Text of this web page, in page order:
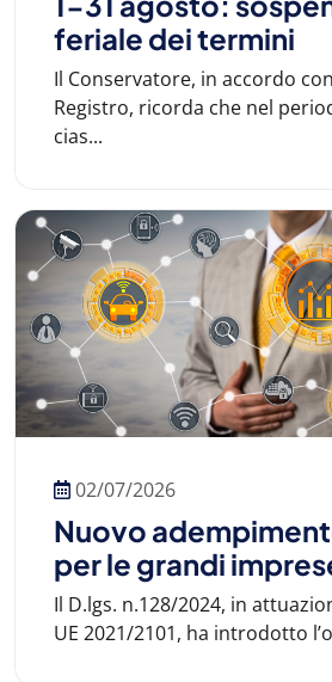
feriale dei termini
Il Conservatore, in accordo
Registro, ricorda che nel
cias...
02/07/2026
Nuovo
per le grandi
Il D.lgs. n.128/2024, in
UE 2021/2101, ha introdotto